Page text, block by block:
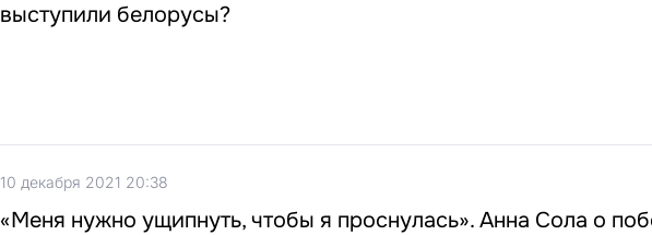
выступили белорусы?
10 декабря 2021 20:38
«Меня нужно ущипнуть, чтобы я проснулась». Анна Сола о